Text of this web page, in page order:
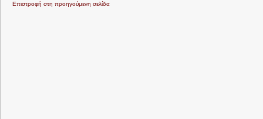
Επιστροφή στη προηγούμενη σελίδα